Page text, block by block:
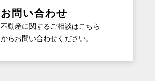
お問い合わせ
不動産に関するご相談はこちら
からお問い合わせください。